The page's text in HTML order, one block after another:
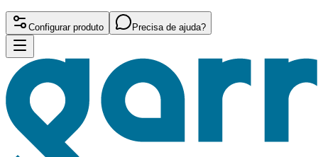
Configurar produto Precisa de ajuda?